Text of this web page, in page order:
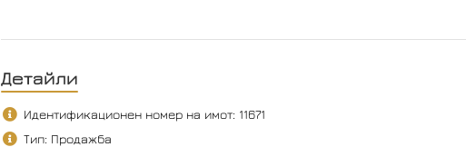
Детайли
Идентификационен номер на имот: 11671
Тип: Продажба